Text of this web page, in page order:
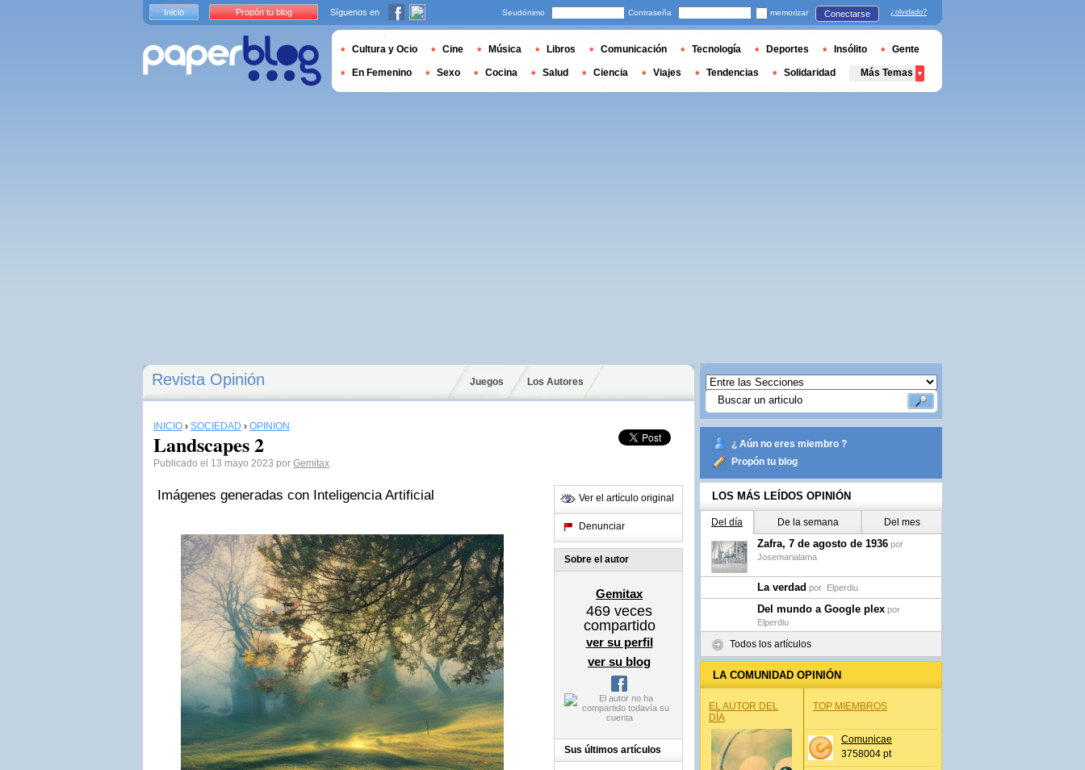
Revista Opinión Juegos Los Autores
INICIO › SOCIEDAD › OPINIÓN
Landscapes 2
Publicado el 13 mayo 2023 por Gemitax
Imágenes generadas con Inteligencia Artificial Ver el artículo original
Denunciar
Sobre el autor
Gemitax
469 veces
compartido
ver su perfil
ver su blog
Sus últimos artículos
¿ Aún no eres miembro ?
Propón tu blog
LOS MÁS LEÍDOS OPINIÓN
Del día De la semana Del mes
Zafra, 7 de agosto de 1936 por
Josemarialama
La verdad por Elperdiu
Del mundo a Google plex por
Elperdiu
Todos los artículos
LA COMUNIDAD OPINIÓN
EL AUTOR DEL
DÍA
TOP MIEMBROS
Comunicae
3758004 pt
Inicio Propón tu blog Síguenos en Seudónimo Contraseña memorizar Conectarse ¿olvidado?
Cultura y Ocio Cine Música Libros Comunicación Tecnología Deportes Insólito Gente
En Femenino Sexo Cocina Salud Ciencia Viajes Tendencias Solidaridad Más Temas